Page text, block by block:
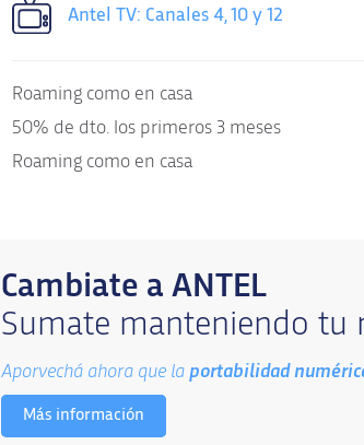
Antel TV: Canales 4, 10 y 12
Roaming como en casa
50% de dto. los primeros 3 meses
Roaming como en casa
Cambiate a ANTEL
Sumate manteniendo tu
Aporvechá ahora que la portabilidad
Más información